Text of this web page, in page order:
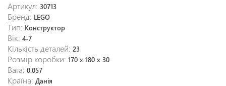
Артикул: 30713
Бренд: LEGO
Тип: Конструктор
Вік: 4-7
Кількість деталей: 23
Розмір коробки: 170 х 180 х 30
Вага: 0.057
Країна: Данія